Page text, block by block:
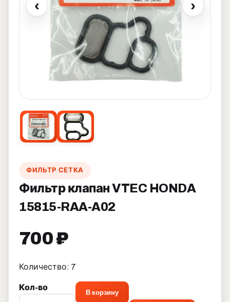
‹ ›
ФИЛЬТР СЕТКА
Фильтр клапан VTEC HONDA
15815-RAA-A02
700 ₽
Количество: 7
Кол-во
В корзину